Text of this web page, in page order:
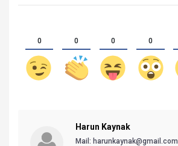
0 0 0 0
Harun Kaynak
Mail: harunkaynak@gmail.com